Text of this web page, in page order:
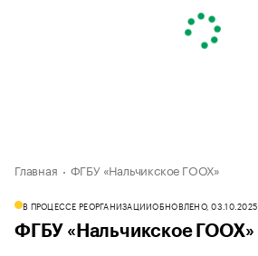
Главная ФГБУ «Нальчикское ГООХ»
В ПРОЦЕССЕ РЕОРГАНИЗАЦИИОБНОВЛЕНО, 03.10.2025
ФГБУ «Нальчикское ГООХ»